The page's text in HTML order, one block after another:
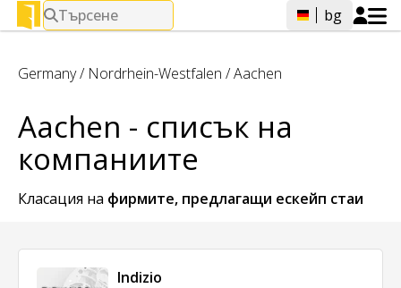
Търсене bg
Germany/ Nordrhein-Westfalen /Aachen
Aachen - списък на
компаниите
Класация на фирмите, предлагащи ескейп стаи
Indizio